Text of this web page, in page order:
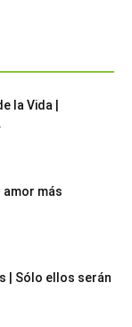
la Vida |
amor más
| Sólo ellos serán